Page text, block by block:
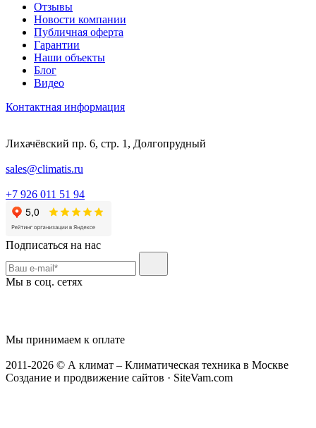
Отзывы
Новости компании
Публичная оферта
Гарантии
Наши объекты
Блог
Видео
Контактная информация
Лихачёвский пр. 6, стр. 1, Долгопрудный
sales@climatis.ru
+7 926 011 51 94
Подписаться на нас
Мы в соц. сетях
Мы принимаем к оплате
2011-2026 © А климат – Климатическая техника в Москве
Создание и продвижение сайтов · SiteVam.com